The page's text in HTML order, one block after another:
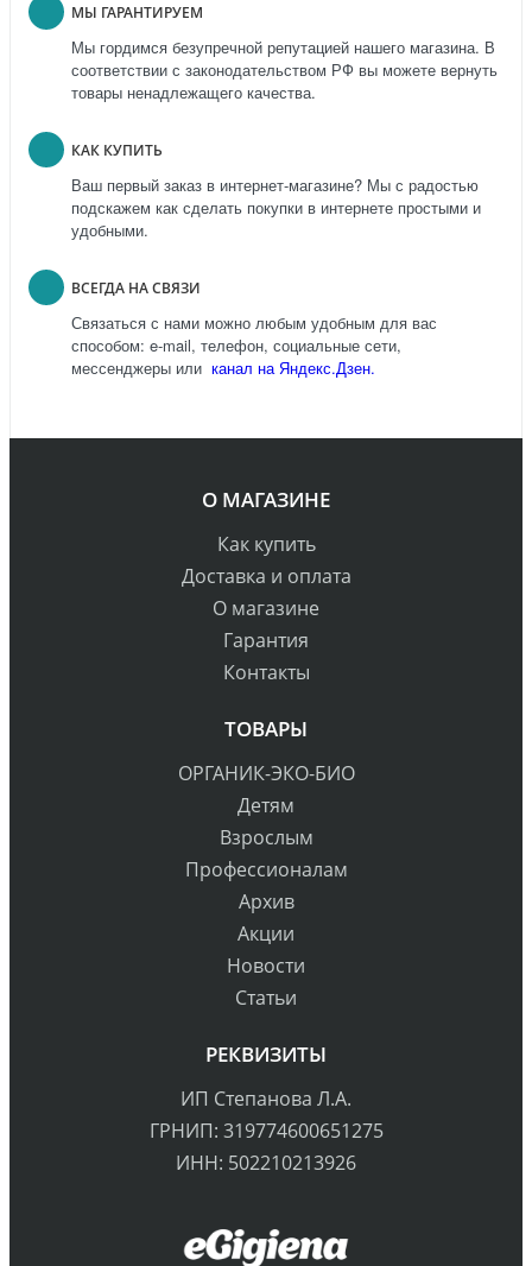
МЫ ГАРАНТИРУЕМ
Мы гордимся безупречной репутацией нашего магазина. В
соответствии с законодательством РФ вы можете вернуть
товары ненадлежащего качества.
КАК КУПИТЬ
Ваш первый заказ в интернет-магазине? Мы с радостью
подскажем как сделать покупки в интернете простыми и
удобными.
ВСЕГДА НА СВЯЗИ
Связаться с нами можно любым удобным для вас
способом: e-mail, телефон, социальные сети,
мессенджеры или канал на Яндекс.Дзен.
О МАГАЗИНЕ
Как купить
Доставка и оплата
О магазине
Гарантия
Контакты
ТОВАРЫ
ОРГАНИК-ЭКО-БИО
Детям
Взрослым
Профессионалам
Архив
Акции
Новости
Статьи
РЕКВИЗИТЫ
ИП Степанова Л.А.
ГРНИП: 319774600651275
ИНН: 502210213926